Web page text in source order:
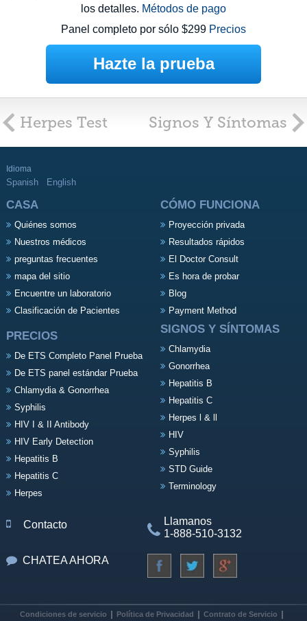
los detalles. Métodos de pago
Panel completo por sólo $299 Precios
Hazte la prueba
Herpes Test Signos Y Síntomas
Idioma
Spanish English
CASA
Quiénes somos
Nuestros médicos
preguntas frecuentes
mapa del sitio
Encuentre un laboratorio
Clasificación de Pacientes
CÓMO FUNCIONA
Proyección privada
Resultados rápidos
El Doctor Consult
Es hora de probar
Blog
Payment Method
PRECIOS
De ETS Completo Panel Prueba
De ETS panel estándar Prueba
Chlamydia & Gonorrhea
Syphilis
HIV I & II Antibody
HIV Early Detection
Hepatitis B
Hepatitis C
Herpes
SIGNOS Y SÍNTOMAS
Chlamydia
Gonorrhea
Hepatitis B
Hepatitis C
Herpes l & ll
HIV
Syphilis
STD Guide
Terminology
Contacto
Llamanos
1-888-510-3132
CHATEA AHORA
Condiciones de servicio Política de Privacidad Contrato de Servicio